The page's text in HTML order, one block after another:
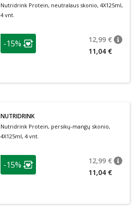
Nutridrink Protein, neutralaus skonio, 4X125ml,
4 vnt.
patarimas
Lojalumo klubo narių nuolaida
-15% 12,99 €
11,04 €
NUTRIDRINK
Nutridrink Protein, persikų-mangų skonio,
4X125ml, 4 vnt.
patarimas
Lojalumo klubo narių nuolaida
-15% 12,99 €
11,04 €